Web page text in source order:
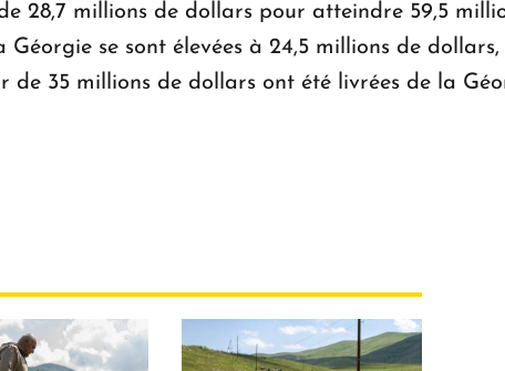
28,7 millions de dollars pour atteindre 59,5
se sont élevées à 24,5 millions de
de 35 millions de dollars ont été livrées de la